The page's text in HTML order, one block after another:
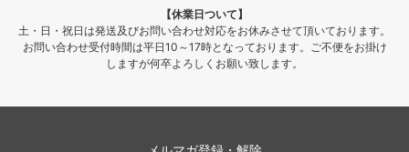
【休業日ついて】
土・日・祝日は発送及びお問い合わせ対応をお休みさせて頂いております。
お問い合わせ受付時間は平日10～17時となっております。ご不便をお掛け
しますが何卒よろしくお願い致します。